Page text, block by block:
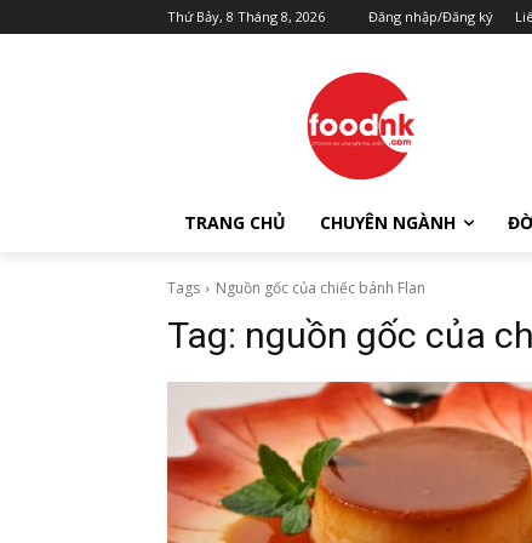
Thứ Bảy, 8 Tháng 8, 2026 Đăng nhập/Đăng ký
TRANG CHỦ CHUYÊN NGÀNH
Tags Nguồn gốc của chiếc bánh Flan
Tag: nguồn gốc của